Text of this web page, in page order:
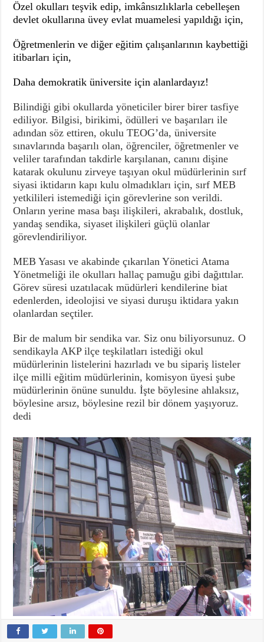
Özel okulları teşvik edip, imkânsızlıklarla cebelleşen
devlet okullarına üvey evlat muamelesi yapıldığı için,
Öğretmenlerin ve diğer eğitim çalışanlarının kaybettiği
itibarları için,
Daha demokratik üniversite için alanlardayız!
Bilindiği gibi okullarda yöneticiler birer birer tasfiye
ediliyor. Bilgisi, birikimi, ödülleri ve başarıları ile
adından söz ettiren, okulu TEOG’da, üniversite
sınavlarında başarılı olan, öğrenciler, öğretmenler ve
veliler tarafından takdirle karşılanan, canını dişine
katarak okulunu zirveye taşıyan okul müdürlerinin sırf
siyasi iktidarın kapı kulu olmadıkları için, sırf MEB
yetkilileri istemediği için görevlerine son verildi.
Onların yerine masa başı ilişkileri, akrabalık, dostluk,
yandaş sendika, siyaset ilişkileri güçlü olanlar
görevlendiriliyor.
MEB Yasası ve akabinde çıkarılan Yönetici Atama
Yönetmeliği ile okulları hallaç pamuğu gibi dağıttılar.
Görev süresi uzatılacak müdürleri kendilerine biat
edenlerden, ideolojisi ve siyasi duruşu iktidara yakın
olanlardan seçtiler.
Bir de malum bir sendika var. Siz onu biliyorsunuz. O
sendikayla AKP ilçe teşkilatları istediği okul
müdürlerinin listelerini hazırladı ve bu sipariş listeler
ilçe milli eğitim müdürlerinin, komisyon üyesi şube
müdürlerinin önüne sunuldu. İşte böylesine ahlaksız,
böylesine arsız, böylesine rezil bir dönem yaşıyoruz.
dedi